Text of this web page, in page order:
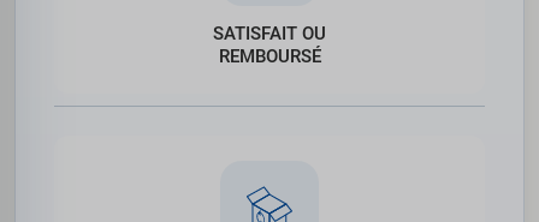
SATISFAIT OU
REMBOURSÉ